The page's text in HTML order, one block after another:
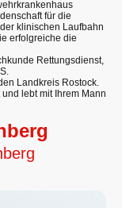
für die
klinischen Laufbahn
erfolgreiche die
Rettungsdienst,
Landkreis Rostock.
lebt mit Ihrem Mann